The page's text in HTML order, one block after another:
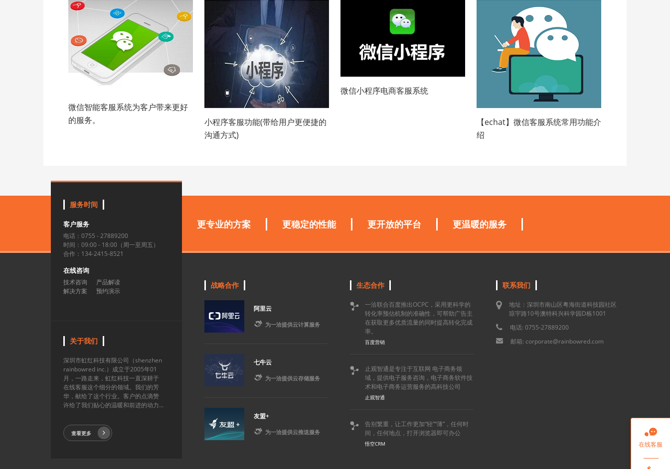
微信智能客服系统为客户带来更好
的服务。
小程序客服功能(带给用户更便捷的
沟通方式)
微信小程序电商客服系统
【echat】微信客服系统常用功能介
绍
更专业的方案 更稳定的性能 更开放的平台 更温暖的服务
服务时间
客户服务
电话：0755 - 27889200
时间：09:00 - 18:00（周一至周五）
合作：134-2415-8521
在线咨询
技术咨询
产品解读
解决方案
预约演示
关于我们
深圳市虹红科技有限公司（shenzhen
rainbowred inc.）成立于2005年01
月，一路走来，虹红科技一直深耕于
在线客服这个细分的领域。我们的芳
华，献给了这个行业。客户的点滴赞
许给了我们贴心的温暖和前进的动力...
查看更多
战略合作
阿里云
 为一洽提供云计算服务
七牛云
 为一洽提供云存储服务
友盟+
 为一洽提供云推送服务
生态合作

一洽联合百度推出OCPC，采用更科学的
转化率预估机制的准确性，可帮助广告主
在获取更多优质流量的同时提高转化完成
率。
百度营销

止观智通是专注于互联网 电子商务领
域，提供电子服务咨询，电子商务软件技
术和电子商务运营服务的高科技公司
止观智通

告别繁重，让工作更加“轻”“薄”，任何时
间，任何地点，打开浏览器即可办公
悟空CRM
联系我们
地址：深圳市南山区粤海街道科技园社区
琼宇路10号澳特科兴科学园D栋1001
电话: 0755-27889200
邮箱: corporate@rainbowred.com

在线客服